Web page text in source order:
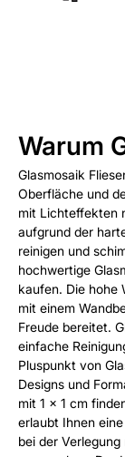
Warum
Glasmosaik
Oberfläche und
mit Lichteffekten
aufgrund der
reinigen und
hochwertige
kaufen. Die hohe
mit einem
Freude bereitet.
einfache
Pluspunkt von
Designs und
mit 1 × 1 cm
erlaubt Ihnen
bei der